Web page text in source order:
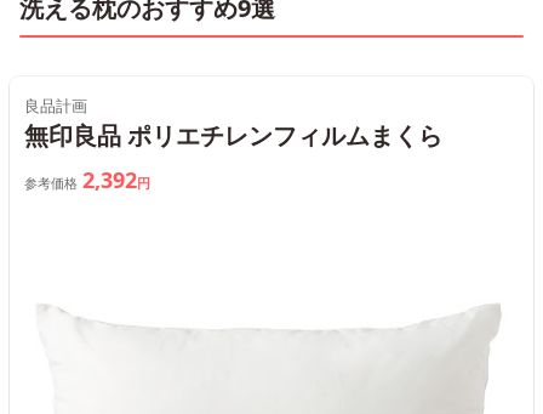
洗える枕のおすすめ9選
良品計画
無印良品 ポリエチレンフィルムまくら
参考価格 2,392円